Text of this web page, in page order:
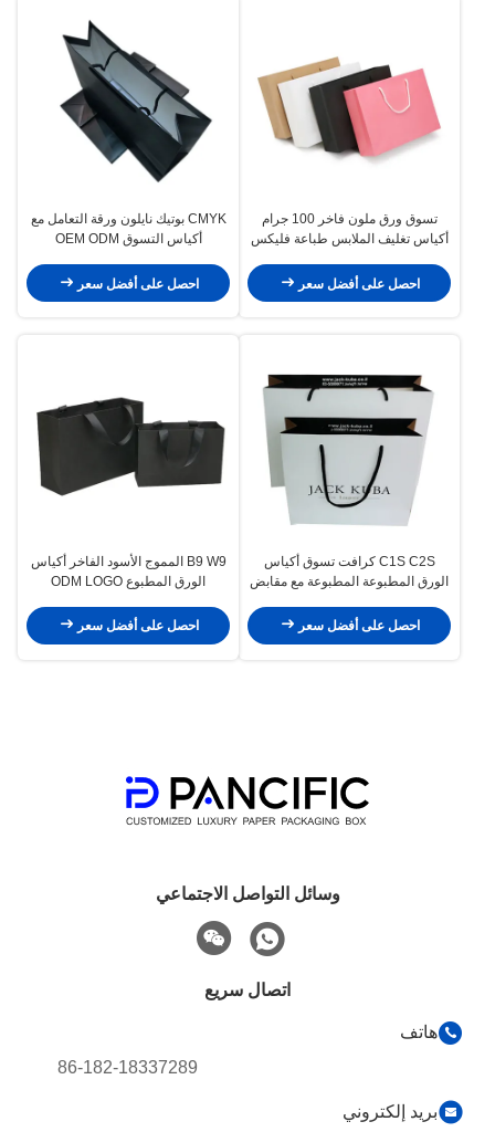
تسوق ورق ملون فاخر 100 جرام
أكياس تغليف الملابس طباعة فليكس
احصل على أفضل سعر
CMYK بوتيك نايلون ورقة التعامل مع
أكياس التسوق OEM ODM
احصل على أفضل سعر
C1S C2S كرافت تسوق أكياس
الورق المطبوعة المطبوعة مع مقابض
احصل على أفضل سعر
B9 W9 المموج الأسود الفاخر أكياس
الورق المطبوع ODM LOGO
احصل على أفضل سعر
وسائل التواصل الاجتماعي
اتصال سريع
هاتف
86-182-18337289
بريد إلكتروني